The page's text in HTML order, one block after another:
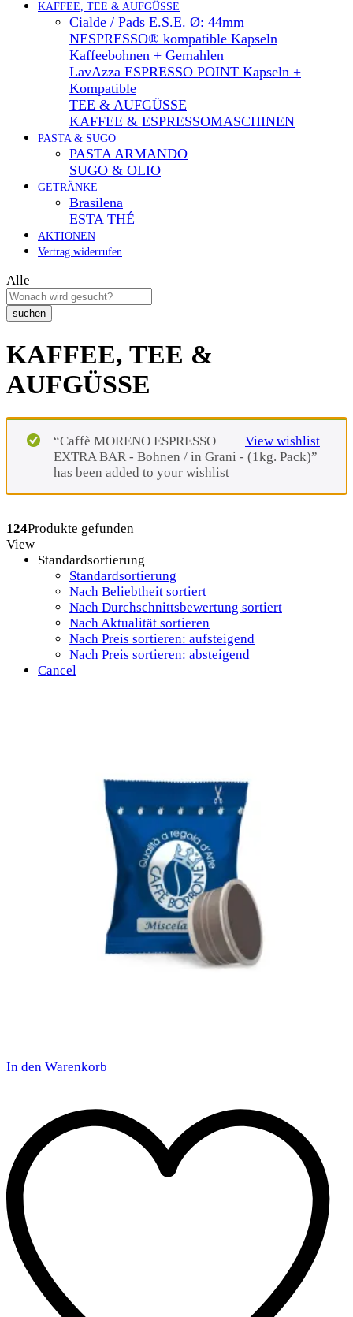
KAFFEE, TEE & AUFGÜSSE
Cialde / Pads E.S.E. Ø: 44mm
NESPRESSO® kompatible Kapseln
Kaffeebohnen + Gemahlen
LavAzza ESPRESSO POINT Kapseln +
Kompatible
TEE & AUFGÜSSE
KAFFEE & ESPRESSOMASCHINEN
PASTA & SUGO
PASTA ARMANDO
SUGO & OLIO
GETRÄNKE
Brasilena
ESTA THÉ
AKTIONEN
Vertrag widerrufen
Alle
suchen
KAFFEE, TEE &
AUFGÜSSE
View wishlist
“Caffè MORENO ESPRESSO
EXTRA BAR - Bohnen / in Grani - (1kg. Pack)”
has been added to your wishlist
124Produkte gefunden
View
Standardsortierung
Standardsortierung
Nach Beliebtheit sortiert
Nach Durchschnittsbewertung sortiert
Nach Aktualität sortieren
Nach Preis sortieren: aufsteigend
Nach Preis sortieren: absteigend
Cancel
In den Warenkorb